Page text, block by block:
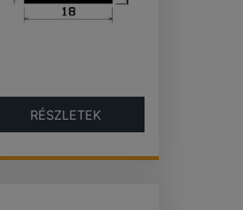
RÉSZLETEK